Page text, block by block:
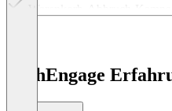
Preissturz-Warn-Kampagne
PushEngage